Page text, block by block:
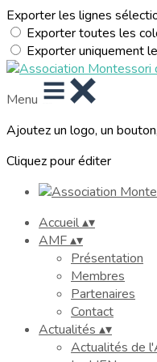
Exporter les lignes
Exporter toutes les
Exporter uniquement
Menu
Ajoutez un logo, un
Cliquez pour éditer
Accueil▴▾
AMF▴▾
Présentation
Membres
Partenaires
Contact
Actualités ▴▾
Actualités de